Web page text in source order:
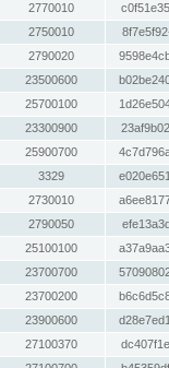
2770010
2750010
2790020
23500600
25700100
23300900
25900700
3329
2730010
2790050
25100100
23700700
23700200
23900600
27100370